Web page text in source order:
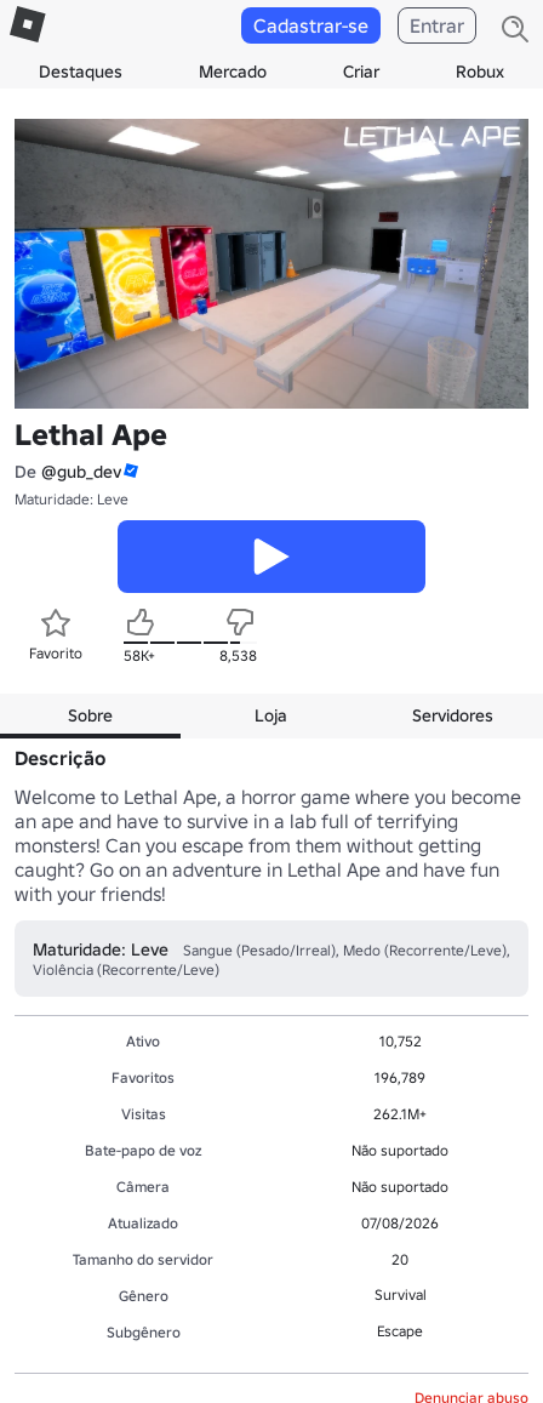
Destaques Mercado Criar Robux
Cadastrar-se Entrar
Lethal Ape
De @gub_dev
Maturidade: Leve
Favorito 58K+ 8,538
Sobre Loja Servidores
Descrição
Welcome to Lethal Ape, a horror game where you become
an ape and have to survive in a lab full of terrifying
monsters! Can you escape from them without getting
caught? Go on an adventure in Lethal Ape and have fun
with your friends!
Maturidade: Leve
Sangue (Pesado/Irreal), Medo (Recorrente/Leve),
Violência (Recorrente/Leve)
Ativo
10,752
Favoritos
196,789
Visitas
262.1M+
Bate-papo de voz
Não suportado
Câmera
Não suportado
Atualizado
07/08/2026
Tamanho do servidor
20
Gênero
Survival
Subgênero Escape
Denunciar abuso